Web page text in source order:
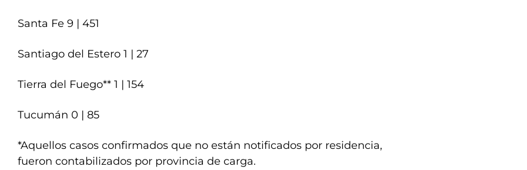
Santa Fe 9 | 451
Santiago del Estero 1 | 27
Tierra del Fuego** 1 | 154
Tucumán 0 | 85
*Aquellos casos confirmados que no están notificados por residencia,
fueron contabilizados por provincia de carga.